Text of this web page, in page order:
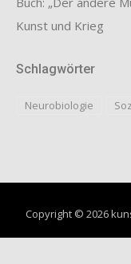
Kunst und Krieg
Schlagwörter
Neurobiologie
Copyright © 2026